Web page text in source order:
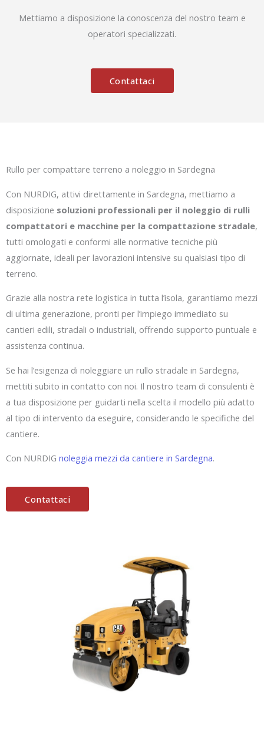
Mettiamo a disposizione la conoscenza del nostro team e
operatori specializzati.
Contattaci
Rullo per compattare terreno a noleggio in Sardegna
Con NURDIG, attivi direttamente in Sardegna, mettiamo a
disposizione soluzioni professionali per il noleggio di rulli
compattatori e macchine per la compattazione stradale,
tutti omologati e conformi alle normative tecniche più
aggiornate, ideali per lavorazioni intensive su qualsiasi tipo di
terreno.
Grazie alla nostra rete logistica in tutta l’isola, garantiamo mezzi
di ultima generazione, pronti per l’impiego immediato su
cantieri edili, stradali o industriali, offrendo supporto puntuale e
assistenza continua.
Se hai l’esigenza di noleggiare un rullo stradale in Sardegna,
mettiti subito in contatto con noi. Il nostro team di consulenti è
a tua disposizione per guidarti nella scelta il modello più adatto
al tipo di intervento da eseguire, considerando le specifiche del
cantiere.
Con NURDIG noleggia mezzi da cantiere in Sardegna.
Contattaci